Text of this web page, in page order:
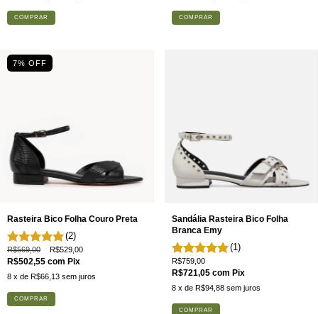
COMPRAR COMPRAR
7% OFF
Rasteira Bico Folha Couro Preta
(2)
R$569,00 R$529,00
R$502,55 com Pix
8 x de R$66,13 sem juros
COMPRAR
Sandália Rasteira Bico Folha
Branca Emy
(1)
R$759,00
R$721,05 com Pix
8 x de R$94,88 sem juros
COMPRAR